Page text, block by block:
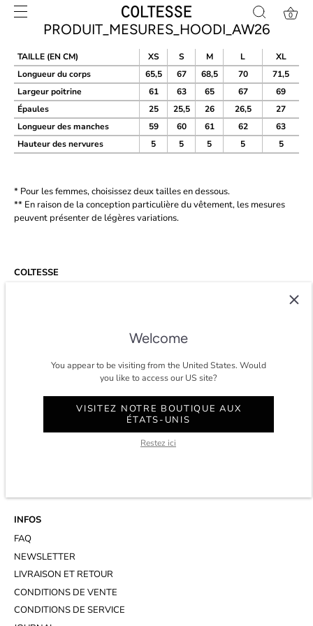
Skip
0
PRODUIT_MESURES_HOODI_AW26
TAILLE (EN CM) XS S M L
XL
Longueur du corps
65,5 67 68,5 70
71,5
Largeur poitrine
61 63 65 67
69
Épaules
25 25,5 26 26,5
27
Longueur des manches
59 60 61 62
63
Hauteur des nervures
5 5 5 5 5
* Pour les femmes, choisissez deux tailles en dessous.
** En raison de la conception particulière du vêtement, les mesures
peuvent présenter de légères variations.
COLTESSE
développe un vestiaire masculin intemporel et éco-conscient à Paris.
trustpilot.
INFOS
FAQ
NEWSLETTER
LIVRAISON ET RETOUR
CONDITIONS DE VENTE
CONDITIONS DE SERVICE
Welcome
You appear to be visiting from the United States. Would
you like to access our US site?
VISITEZ NOTRE BOUTIQUE AUX
ÉTATS-UNIS
Restez ici